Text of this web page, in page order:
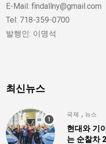
E-Mail: findallny@gmail.com
Tel: 718-359-0700
발행인: 이명석
최신뉴스
국제 , 뉴스
현대와 기
는 순찰차